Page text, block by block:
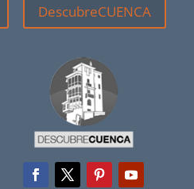
DescubreCUENCA